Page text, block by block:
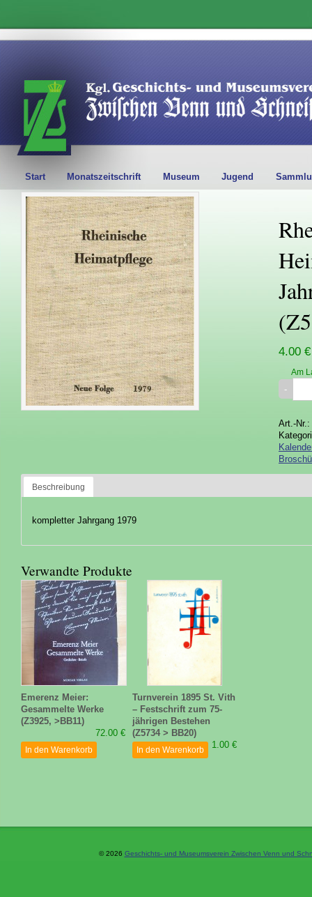
Start Monatszeitschrift Museum Jugend
4.00 €
Am
Art.-Nr.:
Beschreibung
kompletter Jahrgang 1979
Verwandte Produkte
Emerenz Meier:
Gesammelte Werke
(Z3925, >BB11)
72.00 €
In den Warenkorb
Turnverein 1895 St. Vith
– Festschrift zum 75-
jährigen Bestehen
(Z5734 > BB20)
1.00 €
In den Warenkorb
© 2026 Geschichts- und Museumsverein Zwischen Venn und